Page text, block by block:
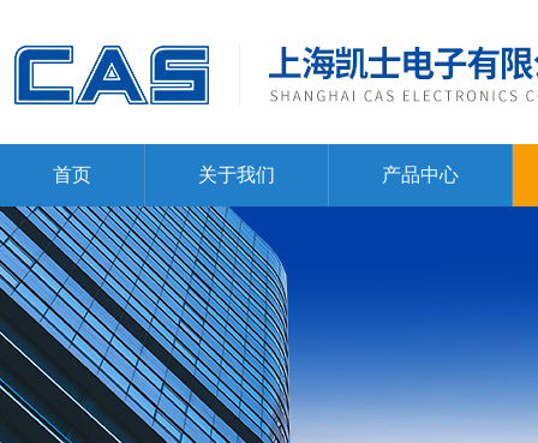
首页 关于我们 产品中心